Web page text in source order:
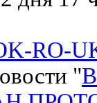
RO-
"